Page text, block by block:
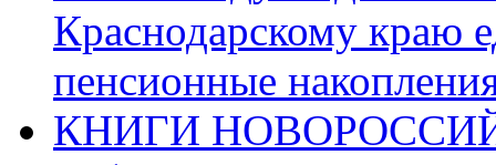
Краснодарскому краю
пенсионные
КНИГИ